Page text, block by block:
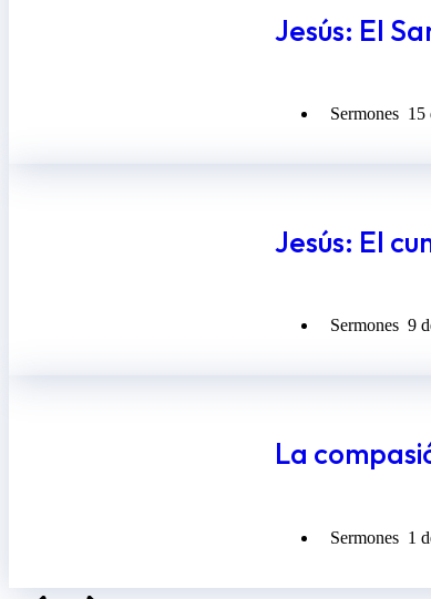
Jesús: El
Sermones 15
Jesús: El
Sermones 9
La
Sermones 1